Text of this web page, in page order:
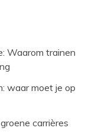
Waarom trainen
waar moet je op
carrières